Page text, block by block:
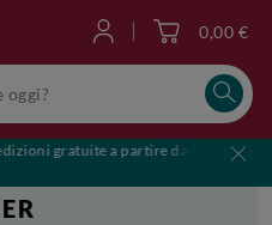
gratuite a partire da €119
0,00 €